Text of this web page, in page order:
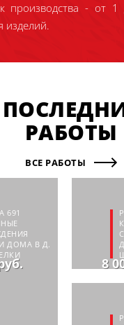
производства - от 1
изделий.
РАБОТЫ
ВСЕ РАБОТЫ
691
ДОМА В Д.
8